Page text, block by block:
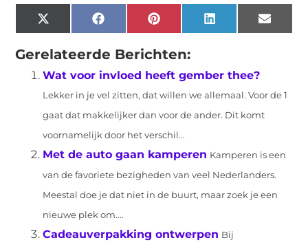
X
(Twitter)
FacebookPinterestLinkedIn Email
Gerelateerde Berichten:
Wat voor invloed heeft gember thee?
Lekker in je vel zitten, dat willen we allemaal. Voor de 1
gaat dat makkelijker dan voor de ander. Dit komt
voornamelijk door het verschil...
Met de auto gaan kamperen Kamperen is een
van de favoriete bezigheden van veel Nederlanders.
Meestal doe je dat niet in de buurt, maar zoek je een
nieuwe plek om....
Cadeauverpakking ontwerpen Bij